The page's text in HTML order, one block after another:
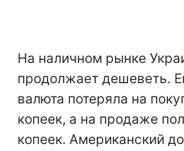
На наличном рынке
продолжает дешеветь.
валюта потеряла на
копеек, а на продаже
копеек. Американский